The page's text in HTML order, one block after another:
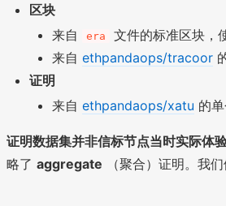
区块
来自
era
文件的标准区块，
来自 ethpandaops/tracoor
证明
来自 ethpandaops/xatu 的
证明数据集并非信标节点当时实际体验
略了 aggregate （聚合）证明。我